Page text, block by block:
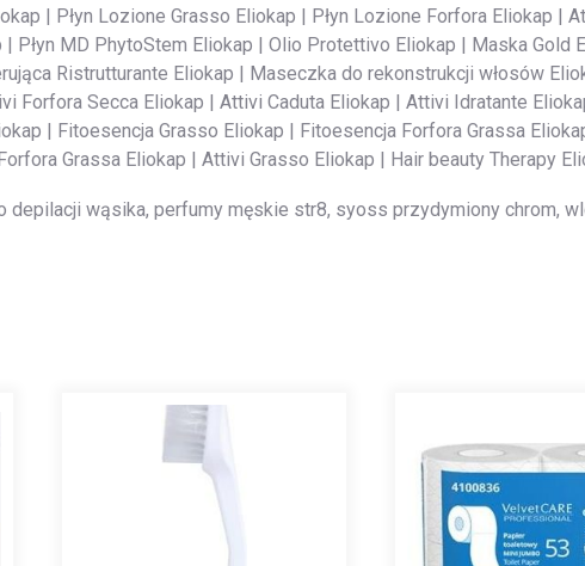
| Płyn Lozione Grasso Eliokap | Płyn Lozione Forfora Eliokap |
Płyn MD PhytoStem Eliokap | Olio Protettivo Eliokap | Maska Gold
Ristrutturante Eliokap | Maseczka do rekonstrukcji włosów
Forfora Secca Eliokap | Attivi Caduta Eliokap | Attivi Idratante
| Fitoesencja Grasso Eliokap | Fitoesencja Forfora Grassa
Grassa Eliokap | Attivi Grasso Eliokap | Hair beauty Therapy
wąsika, perfumy męskie str8, syoss przydymiony chrom,